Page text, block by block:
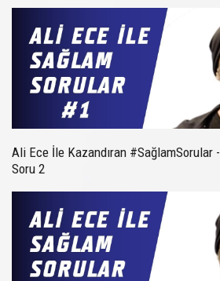
Ali Ece İle Kazandıran #SağlamSorular -
Soru 2